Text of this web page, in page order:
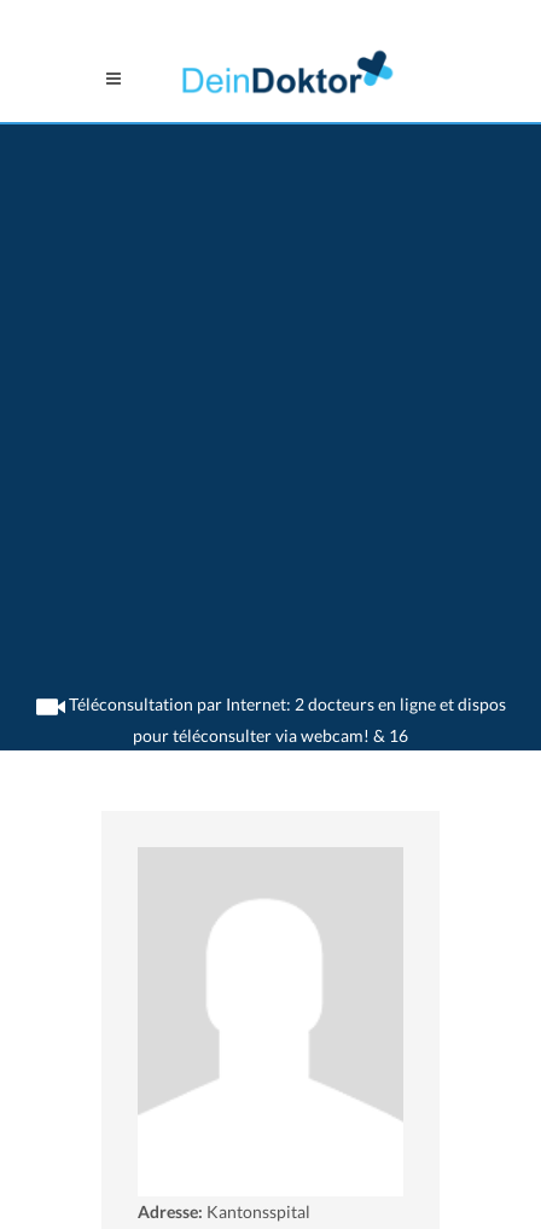
Téléconsultation par Internet: 2 docteurs en ligne et dispos
pour téléconsulter via webcam! & 16
>Dermatologues>Schaffhausen>Dr. Theodor Karamfilov>Rendez-vous avec Dr.
Adresse: Kantonsspital